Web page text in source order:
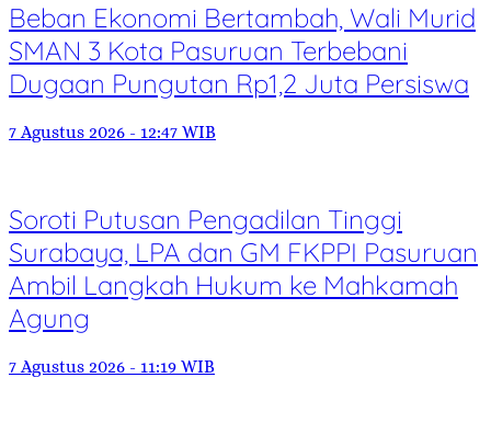
Beban Ekonomi Bertambah, Wali Murid
SMAN 3 Kota Pasuruan Terbebani
Dugaan Pungutan Rp1,2 Juta Persiswa
7 Agustus 2026 - 12:47 WIB
Soroti Putusan Pengadilan Tinggi
Surabaya, LPA dan GM FKPPI Pasuruan
Ambil Langkah Hukum ke Mahkamah
Agung
7 Agustus 2026 - 11:19 WIB